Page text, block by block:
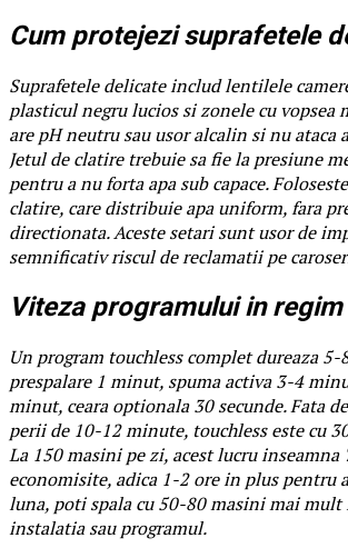
Cum protejezi suprafetele
Suprafetele delicate includ lentilele
plasticul negru lucios si zonele cu vopsea
are pH neutru sau usor alcalin si nu ataca
Jetul de clatire trebuie sa fie la presiune
pentru a nu forta apa sub capace.
clatire, care distribuie apa uniform, fara
directionata. Aceste setari sunt usor de
semnificativ riscul de reclamatii pe
Viteza programului in
Un program touchless complet dureaza
prespalare 1 minut, spuma activa 3-4
minut, ceara optionala 30 secunde. Fata
perii de 10-12 minute, touchless este cu
La 150 masini pe zi, acest lucru
economisite, adica 1-2 ore in plus pentru
luna, poti spala cu 50-80 masini mai mult
instalatia sau programul.